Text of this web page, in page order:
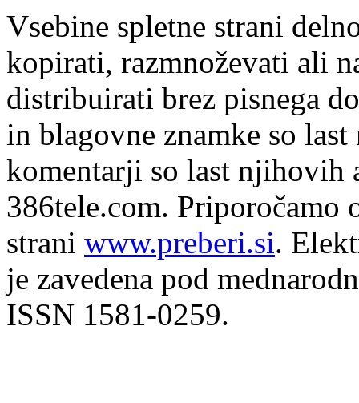
Vsebine spletne strani
kopirati, razmnoževati ali
distribuirati brez pisnega
in blagovne znamke so
komentarji so last njihovih
386tele.com. Priporočamo
strani www.preberi.si.
je zavedena pod
ISSN 1581-0259.